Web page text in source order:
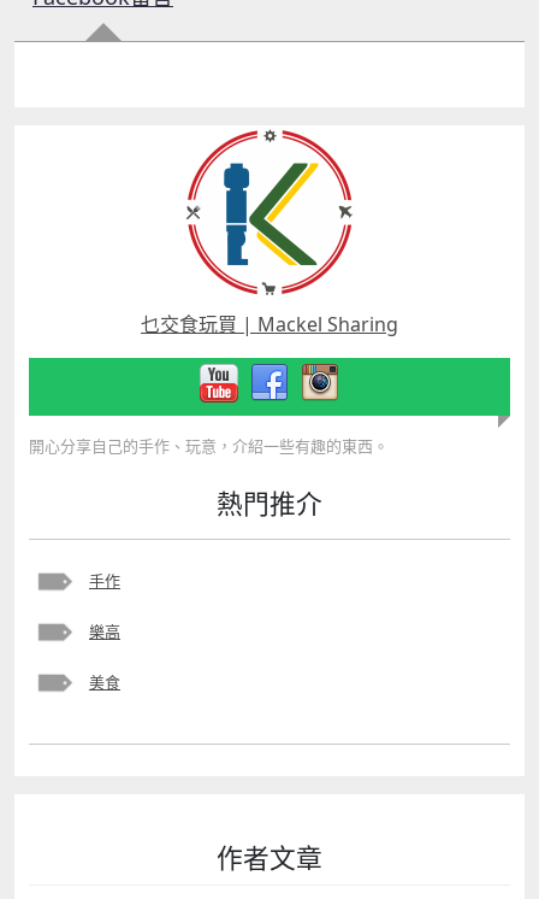
乜交食玩買 | Mackel Sharing
開心分享自己的手作、玩意，介紹一些有趣的東西。
熱門推介
手作
樂高
美食
作者文章